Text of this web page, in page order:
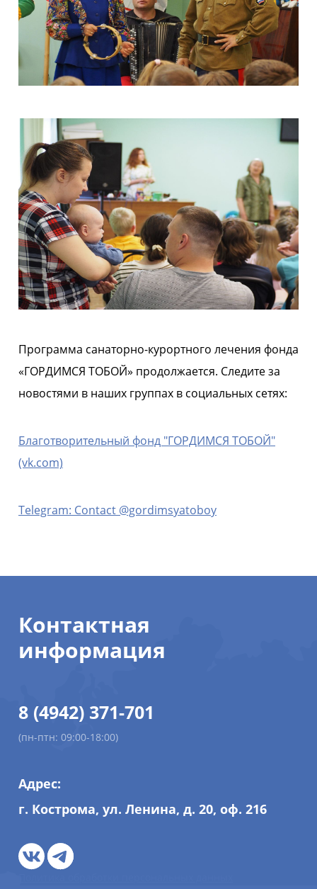
Программа санаторно-курортного лечения фонда
«ГОРДИМСЯ ТОБОЙ» продолжается. Следите за
новостями в наших группах в социальных сетях:
Благотворительный фонд "ГОРДИМСЯ ТОБОЙ"
(vk.com)
Telegram: Contact @gordimsyatoboy
Контактная
информация
8 (4942) 371-701
(пн-птн: 09:00-18:00)
Адрес:
г. Кострома, ул. Ленина, д. 20, оф. 216